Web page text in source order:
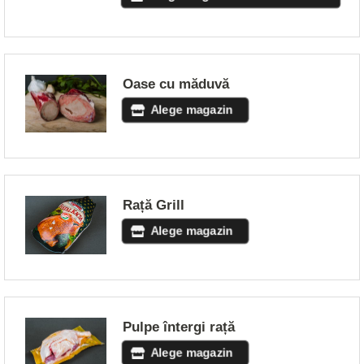
Oase cu măduvă
Alege magazin
Rață Grill
Alege magazin
Pulpe întergi rață
Alege magazin